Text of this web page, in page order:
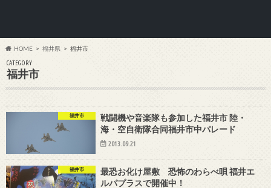
HOME 福井県 福井市
CATEGORY
福井市
福井市
戦闘機や音楽隊も参加した福井市 陸・
海・空自衛隊合同福井市中パレード
2013.09.21
福井市
最恐お化け屋敷 恐怖のわらべ唄 福井エ
ルパプラスで開催中！